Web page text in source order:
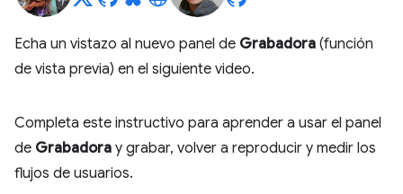
Echa un vistazo al nuevo panel de Grabadora (función
de vista previa) en el siguiente video.
Completa este instructivo para aprender a usar el panel
de Grabadora y grabar, volver a reproducir y medir los
flujos de usuarios.